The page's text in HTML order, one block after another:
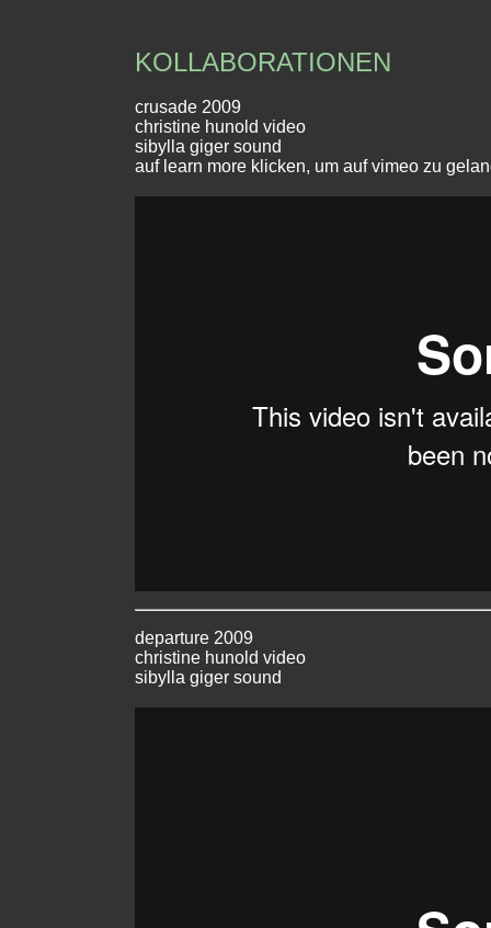
KOLLABORATIONEN
crusade 2009
christine hunold video
sibylla giger sound
auf learn more klicken, um auf vimeo zu
departure 2009
christine hunold video
sibylla giger sound